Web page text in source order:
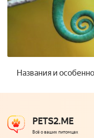
Названия и
PETS2.ME
Всё о ваших питомцах